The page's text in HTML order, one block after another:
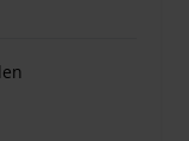
de 10 €